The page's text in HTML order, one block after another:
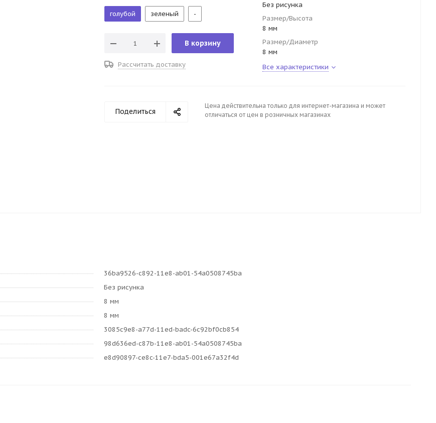
голубой зеленый -
В корзину
Рассчитать доставку
Без рисунка
Размер/Высота
8 мм
Размер/Диаметр
8 мм
Все характеристики
Поделиться
Цена действительна только для интернет-магазина и может
отличаться от цен в розничных магазинах
36ba9526-c892-11e8-ab01-54a0508745ba
Без рисунка
8 мм
8 мм
3085c9e8-a77d-11ed-badc-6c92bf0cb854
98d636ed-c87b-11e8-ab01-54a0508745ba
e8d90897-ce8c-11e7-bda5-001e67a32f4d